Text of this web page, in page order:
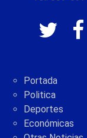
Portada
Politica
Deportes
Económicas